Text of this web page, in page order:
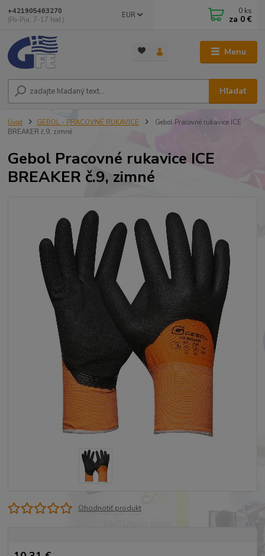
Menu
EUR
Hľadať
+421905463270
(Po-Pia, 7-17 hod.)
0 ks
za 0 €
Úvod GEBOL - PRACOVNÉ RUKAVICE
Gebol Pracovné rukavice ICE
BREAKER č.9, zimné
Gebol Pracovné rukavice ICE
BREAKER č.9, zimné
Ohodnotiť produkt